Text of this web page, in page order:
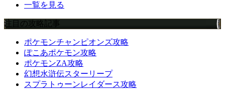
一覧を見る
注目の攻略記事
ポケモンチャンピオンズ攻略
ぽこあポケモン攻略
ポケモンZA攻略
幻想水滸伝スターリープ
スプラトゥーンレイダース攻略